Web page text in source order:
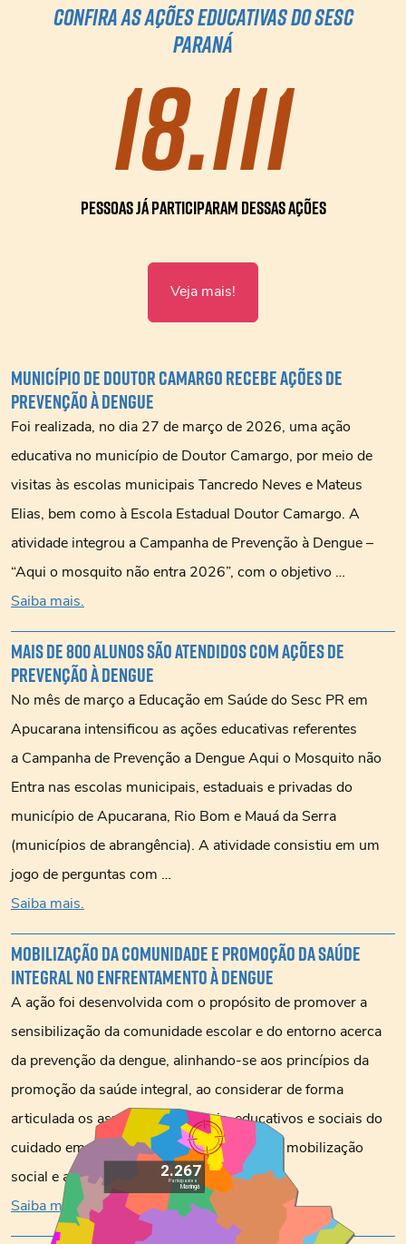
Participantes
Maringá
2.267
Confira as ações Educativas do Sesc
Paraná
18.111
Pessoas já participaram dessas ações
Veja mais!
Município de Doutor Camargo recebe ações de
prevenção à dengue
Foi realizada, no dia 27 de março de 2026, uma ação
educativa no município de Doutor Camargo, por meio de
visitas às escolas municipais Tancredo Neves e Mateus
Elias, bem como à Escola Estadual Doutor Camargo. A
atividade integrou a Campanha de Prevenção à Dengue –
“Aqui o mosquito não entra 2026”, com o objetivo …
Saiba mais.
Mais de 800 alunos são atendidos com ações de
prevenção à dengue
No mês de março a Educação em Saúde do Sesc PR em
Apucarana intensificou as ações educativas referentes
a Campanha de Prevenção a Dengue Aqui o Mosquito não
Entra nas escolas municipais, estaduais e privadas do
município de Apucarana, Rio Bom e Mauá da Serra
(municípios de abrangência). A atividade consistiu em um
jogo de perguntas com …
Saiba mais.
Mobilização da comunidade e promoção da saúde
integral no enfrentamento à dengue
A ação foi desenvolvida com o propósito de promover a
sensibilização da comunidade escolar e do entorno acerca
da prevenção da dengue, alinhando-se aos princípios da
promoção da saúde integral, ao considerar de forma
articulada os aspectos ambientais, educativos e sociais do
cuidado em saúde. A iniciativa estimulou a mobilização
social e a participação ativa …
Saiba mais.